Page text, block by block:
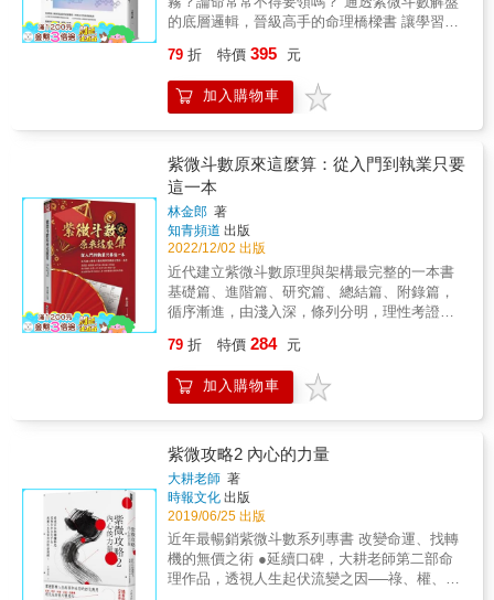
運時機和方式 & 本書特色 & 1.真實案例，學解
解盤手法和改運造命的策略建議。 2.理性思
的決心，而非聽信神棍胡說八道。 3.技巧滿
點，判讀命盤的細微跡象：疊宮、飛化、暗合
等技巧綜合運用，解盤更靈活。 4.務實改運，
才能跳脫困境：推論命主的個性、價值觀、行
為模式後再提供改運建議，不談玄虛，不給無
效雞湯。 &
的底層邏輯，晉級高手的命理橋樑書 讓學習無
【初學者】得以順利敲開命理的大門，第一次
學紫微斗數就上手。 【有基礎程度者】能夠回
顧訂正過往學習上的失誤，突破障礙，找回學
耕老師首度寫給學習者的算命原則與實用技巧
百寶箱 紫微斗數是結合占星學和易經的綜合術
數，繁複的學問總讓學習者望而生怯，尤其初
接觸時，很容易因為大量的專有名詞、文言文
以及精的解盤過程而卡關放棄。本書將帶大家
用更輕鬆的方式學習，由深耕教學現場的大耕
老師親自書寫，白話地說明命理原理和術語，
釐清訛傳謬誤，從了解原則到能說出基礎解
釋，再到深度解盤，再到高階運用，配合書中
的圖解和遊戲關卡，讀者能在短時間建立起正
章節步驟化理出解盤脈絡 ◎111個常見學習問
題和學理疑惑詳解 ◎15道命理破關遊戲提升論
命精準度 ◎5種基礎解盤要領，疊宮、四化、
範 ◎5種專業等級技術，飛化、定盤、占卦、
快速斷盤、數字紫微，斷盤神乎其技！ 本書特
色 1.科普搞不懂的命理雜問，落實基本功 收錄
學習者最常出現黑人問號的問題，破解迷思，
導正觀念，讓這本書帶你重回新手村接受訓
練，紮實基本功，日後解盤時腦海裡自然浮現
出綜觀全局的正確脈絡。 2.深耕教學現場的高
79 折 特價 395 元
加入購物車
紫微斗數原來這麼算：從入門到執業只要
這一本
林金郎 著
知青頻道 出版
2022/12/02 出版
近代建立紫微斗數原理與架構最完整的一本書
基礎篇、進階篇、研究篇、總結篇、附錄篇，
循序漸進，由淺入深，條列分明，理性考證，
樂趣。 幾千年來華人一直在沿用，卻始終無法
明確言明的斗數由來、十二生肖由來、六十納
音由來等，本書以學術的方法做了考證和說
有所根據，而非只是江湖的術士之言。 希望命
理可以幫助我們透視生命的軌跡與意義，讓我
們理解活過一回有何功課和目的，每個人都應
該好好活過一回，也努力的圓過一場夢。 疫後
各國規定都不盡相同且隨時在變，航空公司更
是不合理的規定一堆，但許多的困難到目前來
說大致上都解決了，但願接下來開心愉快一切
順利。 &
79 折 特價 284 元
加入購物車
紫微攻略2 內心的力量
大耕老師 著
時報文化 出版
2019/06/25 出版
近年最暢銷紫微斗數系列專書 改變命運、找轉
機的無價之術 ●延續口碑，大耕老師第二部命
理作品，透視人生起伏流變之因──祿、權、